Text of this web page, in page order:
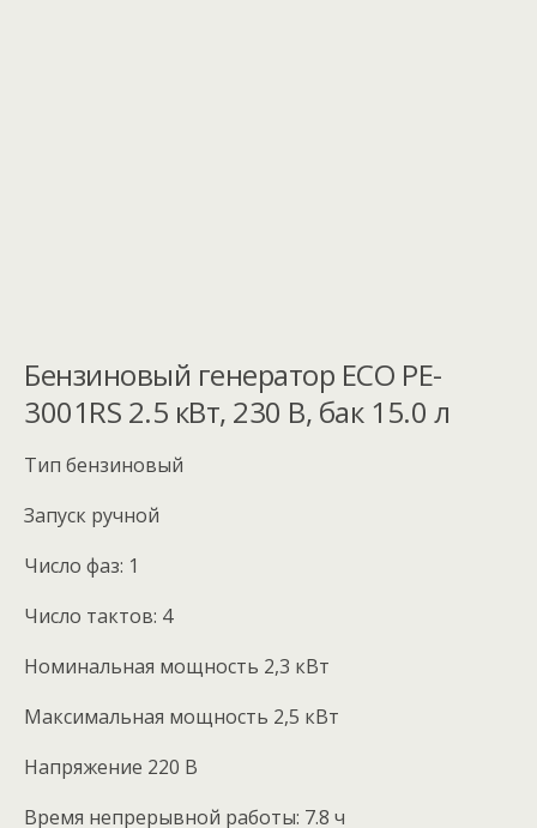
Бензиновый генератор ECO PE-
3001RS 2.5 кВт, 230 В, бак 15.0 л
Тип бензиновый
Запуск ручной
Число фаз: 1
Число тактов: 4
Номинальная мощность 2,3 кВт
Максимальная мощность 2,5 кВт
Напряжение 220 В
Время непрерывной работы: 7.8 ч